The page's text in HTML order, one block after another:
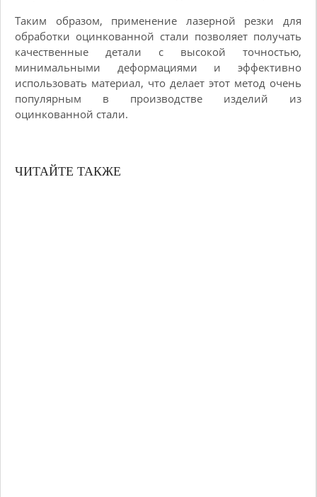
Таким образом, применение лазерной резки для
обработки оцинкованной стали позволяет получать
качественные детали с высокой точностью,
минимальными деформациями и эффективно
использовать материал, что делает этот метод очень
популярным в производстве изделий из
оцинкованной стали.
ЧИТАЙТЕ ТАКЖЕ